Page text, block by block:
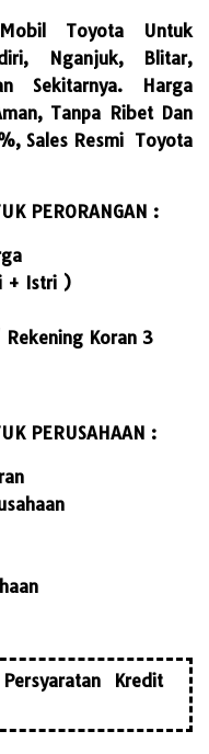
Toyota Untuk
Nganjuk, Blitar,
Sekitarnya. Harga
Tanpa Ribet Dan
Sales Resmi Toyota
PERORANGAN :
+ Istri )
Koran 3
PERUSAHAAN :
Kredit